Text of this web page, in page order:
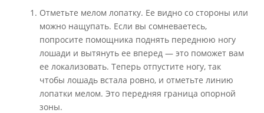
Отметьте мелом лопатку. Ее видно со стороны или
можно нащупать. Если вы сомневаетесь,
попросите помощника поднять переднюю ногу
лошади и вытянуть ее вперед — это поможет вам
ее локализовать. Теперь отпустите ногу, так
чтобы лошадь встала ровно, и отметьте линию
лопатки мелом. Это передняя граница опорной
зоны.